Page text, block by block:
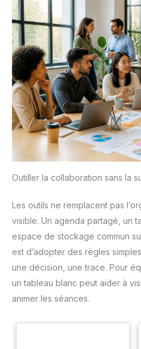
Outiller la collaboration sans la
Les outils ne remplacent pas
visible. Un agenda partagé, un
espace de stockage commun
est d’adopter des règles
une décision, une trace. Pour
un tableau blanc peut aider à
animer les séances.